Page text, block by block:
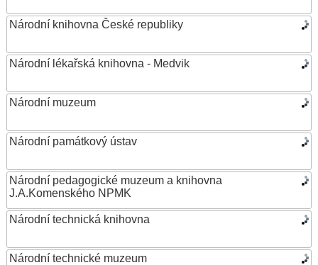
Národní knihovna České republiky
Národní lékařská knihovna - Medvik
Národní muzeum
Národní památkový ústav
Národní pedagogické muzeum a knihovna
J.A.Komenského NPMK
Národní technická knihovna
Národní technické muzeum